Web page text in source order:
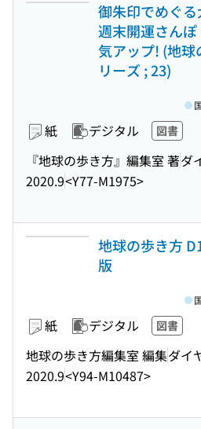
御朱印でめぐ
週末開運さん
気アップ! (地
リーズ ; 23)
紙 デジタル 図書
『地球の歩き方』編集室 著ダ
2020.9<Y77-M1975>
地球の歩き方
版
紙 デジタル 図書
地球の歩き方編集室 編集ダイ
2020.9<Y94-M10487>